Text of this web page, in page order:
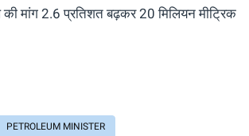
मांग 2.6 प्रतिशत बढ़कर 20 मिलियन मीट्रिक
PETROLEUM MINISTER